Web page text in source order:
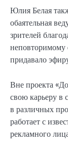
Юлия Белая
обаятельная
зрителей
неповторимому
придавало
Вне проекта
свою карьеру в
в различных
работает с
рекламного